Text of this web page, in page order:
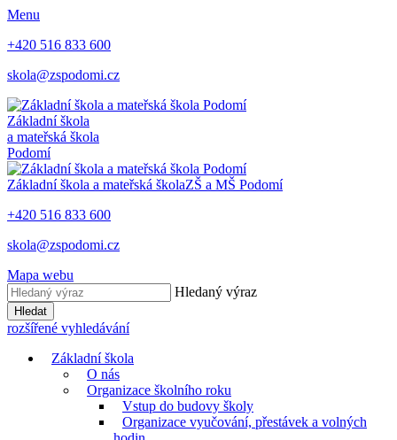
Menu
+420 516 833 600
skola@zspodomi.cz
Základní škola
a mateřská škola
Podomí
Základní škola a mateřská školaZŠ a MŠ Podomí
+420 516 833 600
skola@zspodomi.cz
Mapa webu
Hledaný výraz
Hledat
rozšířené vyhledávání
Základní škola
O nás
Organizace školního roku
Vstup do budovy školy
Organizace vyučování, přestávek a volných